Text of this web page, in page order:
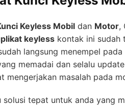
Keyless Mobil dan Motor,
keyless kontak ini sudah
langsung menempel
memadai dan selalu
mengerjakan masalah pada
solusi tepat untuk anda yang